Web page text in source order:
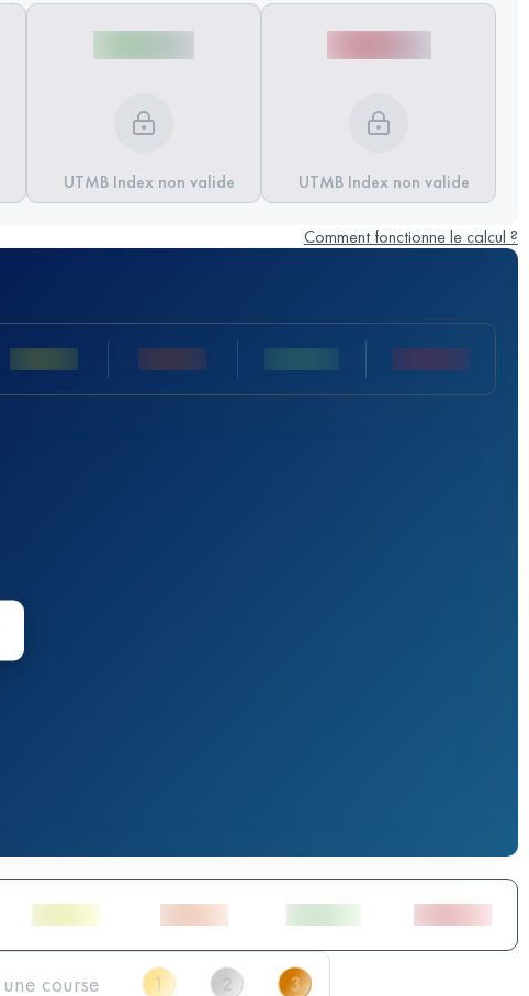
UTMB Index non valide UTMB Index non valide
Comment fonctionne le calcul ?